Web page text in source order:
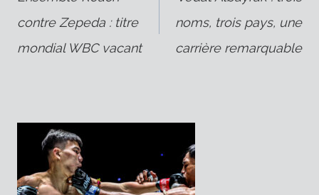
de
l’article
contre Zepeda : titre
mondial WBC vacant
noms, trois pays, une
carrière remarquable